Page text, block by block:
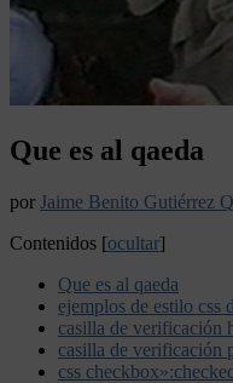
Que es al qaeda
por Jaime Benito Gutiérrez
Contenidos [ocultar]
Que es al qaeda
ejemplos de estilo css
casilla de verificación
casilla de verificación
css